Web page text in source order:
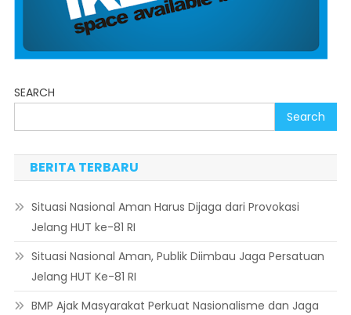
SEARCH
Search
BERITA TERBARU
Situasi Nasional Aman Harus Dijaga dari Provokasi
Jelang HUT ke-81 RI
Situasi Nasional Aman, Publik Diimbau Jaga Persatuan
Jelang HUT Ke-81 RI
BMP Ajak Masyarakat Perkuat Nasionalisme dan Jaga